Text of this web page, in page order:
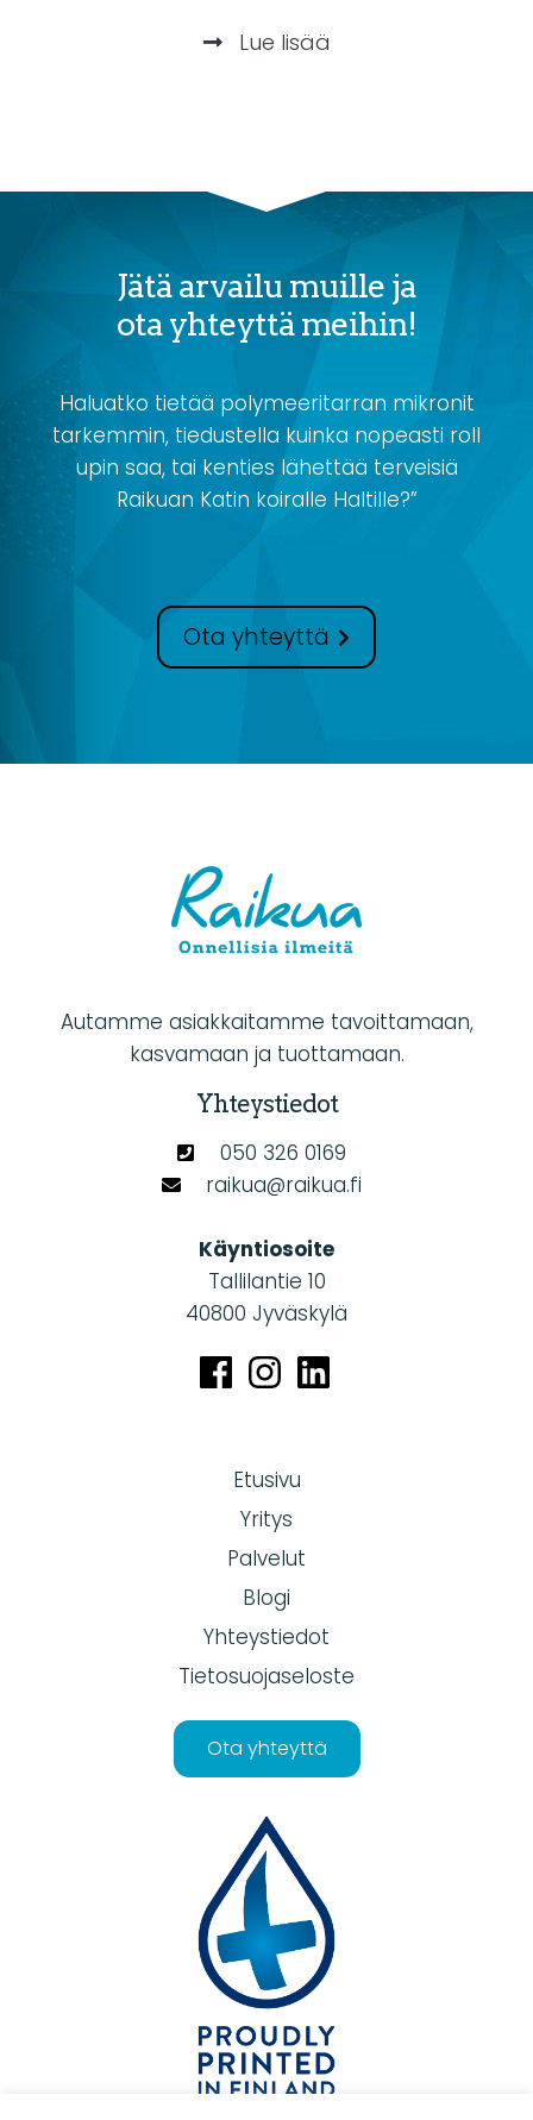
Lue lisää
Jätä arvailu muille ja
ota yhteyttä meihin!
Haluatko tietää polymeeritarran mikronit
tarkemmin, tiedustella kuinka nopeasti roll
upin saa, tai kenties lähettää terveisiä
Raikuan Katin koiralle Haltille?”
Ota yhteyttä
Autamme asiakkaitamme tavoittamaan,
kasvamaan ja tuottamaan.
Yhteystiedot
050 326 0169
raikua@raikua.fi
Käyntiosoite
Tallilantie 10
40800 Jyväskylä
Etusivu
Yritys
Palvelut
Blogi
Yhteystiedot
Tietosuojaseloste
Ota yhteyttä